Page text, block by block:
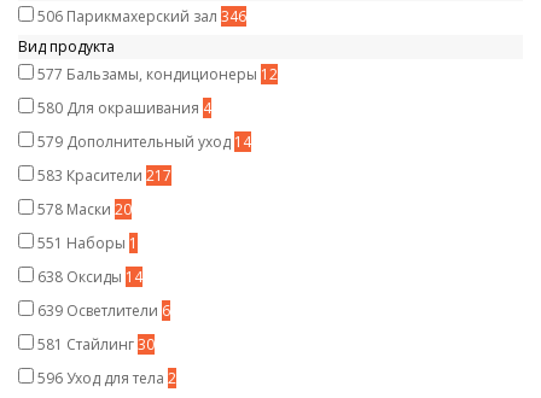
506 Парикмахерский зал 346
Вид продукта
577 Бальзамы, кондиционеры 12
580 Для окрашивания 4
579 Дополнительный уход 14
583 Красители 217
578 Маски 20
551 Наборы 1
638 Оксиды 14
639 Осветлители 6
581 Стайлинг30
596Уход для тела 2